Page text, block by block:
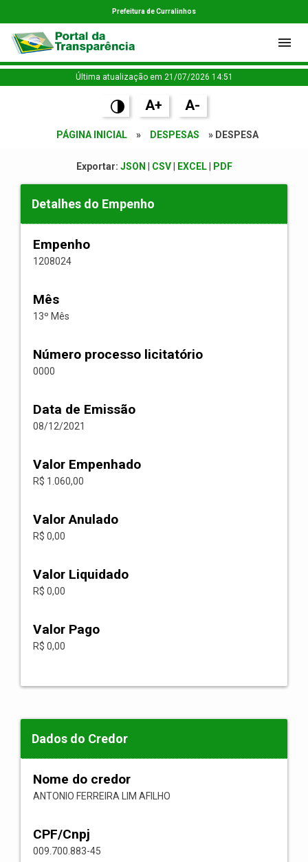
Prefeitura de Curralinhos
Última atualização em 21/07/2026 14:51
A+ A-
PÁGINA INICIAL » DESPESAS » DESPESA
Exportar: JSON CSV| EXCEL| PDF
Detalhes do Empenho
Empenho
1208024
Mês
13º Mês
Número processo licitatório
0000
Data de Emissão
08/12/2021
Valor Empenhado
R$ 1.060,00
Valor Anulado
R$ 0,00
Valor Liquidado
R$ 0,00
Valor Pago
R$ 0,00
Dados do Credor
Nome do credor
ANTONIO FERREIRA LIM AFILHO
CPF/Cnpj
009.700.883-45